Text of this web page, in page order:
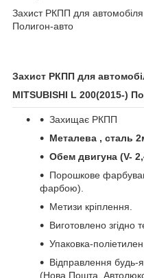
Захист РКПП для
Полигон-авто
Захист РКПП для
MITSUBISHI L 200(2015-)
Захищає РКПП
Металева , сталь
Обем двигуна (V-
Порошкове
фарбою).
Метизи кріплення.
Виготовлено згідно
Упаковка-поліетилен.
Відправлення будь-
(Нова Пошта, Автолюкс